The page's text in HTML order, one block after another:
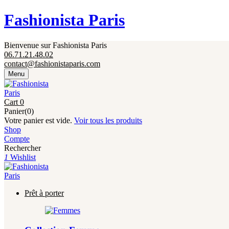
Fashionista Paris
Bienvenue sur Fashionista Paris
06.71.21.48.02
contact@fashionistaparis.com
Menu
Cart 0
Panier(0)
Votre panier est vide. Voir tous les produits
Shop
Compte
Rechercher
1 Wishlist
Prêt à porter
Fermeture annuelle du 17 juillet 16h au 12 août.